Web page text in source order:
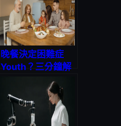
晚餐決定困難症
Youth？三分鐘解
決三餸一湯不是
夢！